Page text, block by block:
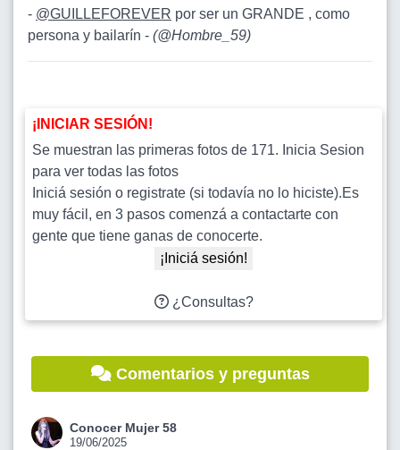
- @GUILLEFOREVER por ser un GRANDE , como
persona y bailarín - (@Hombre_59)
¡INICIAR SESIÓN!
Se muestran las primeras fotos de 171. Inicia Sesion
para ver todas las fotos
Iniciá sesión o registrate (si todavía no lo hiciste).Es
muy fácil, en 3 pasos comenzá a contactarte con
gente que tiene ganas de conocerte.
¡Iniciá sesión!
¿Consultas?
Comentarios y preguntas
Conocer Mujer 58
19/06/2025